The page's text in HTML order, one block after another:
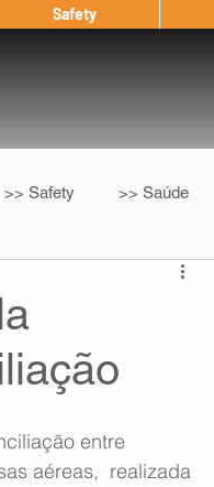
Safety
>> Safety >> Saúde
After Landing
Entrevista
entre
aéreas,  realizada